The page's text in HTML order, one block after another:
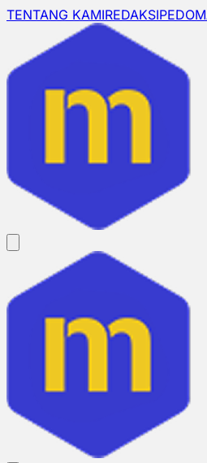
TENTANG KAMIREDAKSI